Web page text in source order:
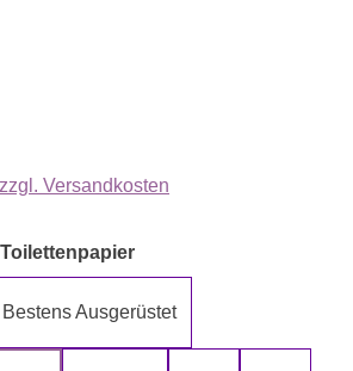
Versandkosten
auswählen
mir leisten
keine Rolle
Bestens Ausgerüstet